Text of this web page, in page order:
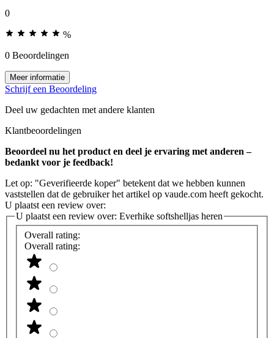
0
%
0 Beoordelingen
Meer informatie
Schrijf een Beoordeling
Deel uw gedachten met andere klanten
Klantbeoordelingen
Beoordeel nu het product en deel je ervaring met anderen –
bedankt voor je feedback!
Let op: "Geverifieerde koper" betekent dat we hebben kunnen
vaststellen dat de gebruiker het artikel op vaude.com heeft gekocht.
U plaatst een review over:
U plaatst een review over: Everhike softshelljas heren
Overall rating:
Overall rating: